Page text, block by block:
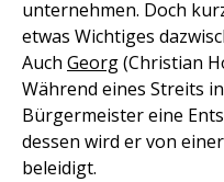
unternehmen. Doch
etwas Wichtiges
Auch Georg(Christian
Während eines Streits
Bürgermeister eine
dessen wird er von
beleidigt.